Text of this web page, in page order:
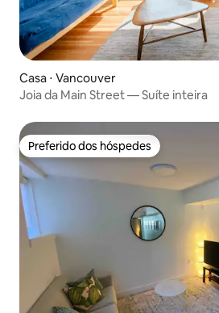
Casa ⋅ Vancouver
Joia da Main Street — Suíte inteira
Preferido dos hóspedes
Preferido dos hóspedes